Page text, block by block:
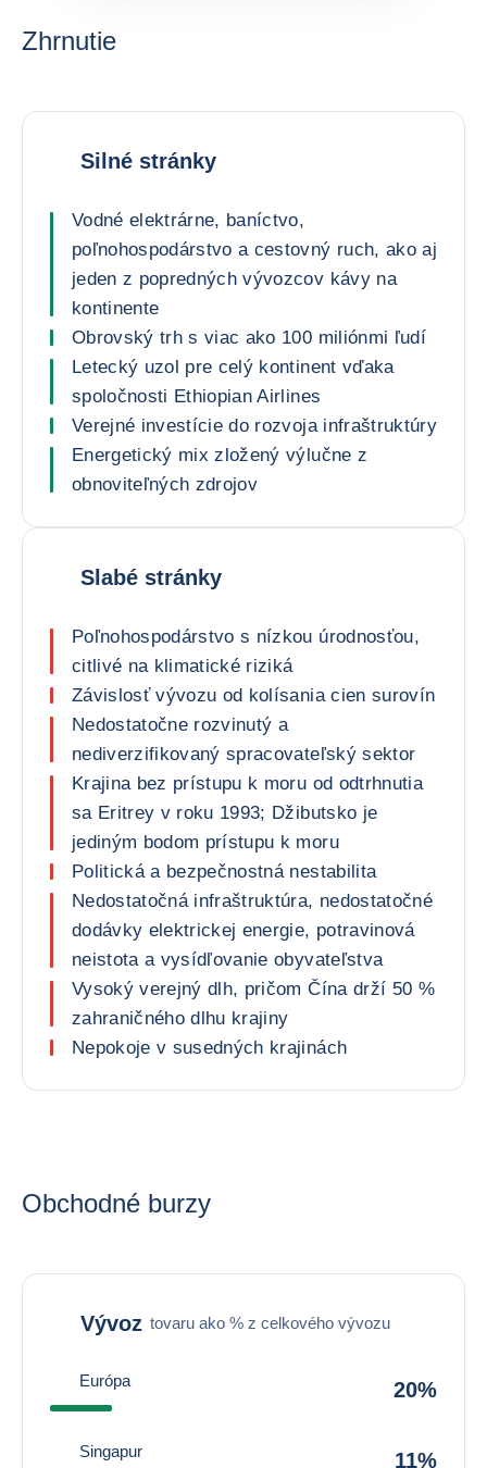
Zhrnutie
Silné stránky
Vodné elektrárne, baníctvo,
poľnohospodárstvo a cestovný ruch, ako aj
jeden z popredných vývozcov kávy na
kontinente
Obrovský trh s viac ako 100 miliónmi ľudí
Letecký uzol pre celý kontinent vďaka
spoločnosti Ethiopian Airlines
Verejné investície do rozvoja infraštruktúry
Energetický mix zložený výlučne z
obnoviteľných zdrojov
Slabé stránky
Poľnohospodárstvo s nízkou úrodnosťou,
citlivé na klimatické riziká
Závislosť vývozu od kolísania cien surovín
Nedostatočne rozvinutý a
nediverzifikovaný spracovateľský sektor
Krajina bez prístupu k moru od odtrhnutia
sa Eritrey v roku 1993; Džibutsko je
jediným bodom prístupu k moru
Politická a bezpečnostná nestabilita
Nedostatočná infraštruktúra, nedostatočné
dodávky elektrickej energie, potravinová
neistota a vysídľovanie obyvateľstva
Vysoký verejný dlh, pričom Čína drží 50 %
zahraničného dlhu krajiny
Nepokoje v susedných krajinách
Obchodné burzy
Vývoz tovaru ako % z celkového vývozu
Európa 20%
Singapur 11%